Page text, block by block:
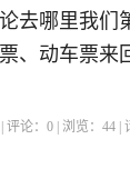
去哪里我们
、动车票来
评论：0 | 浏览：44 |